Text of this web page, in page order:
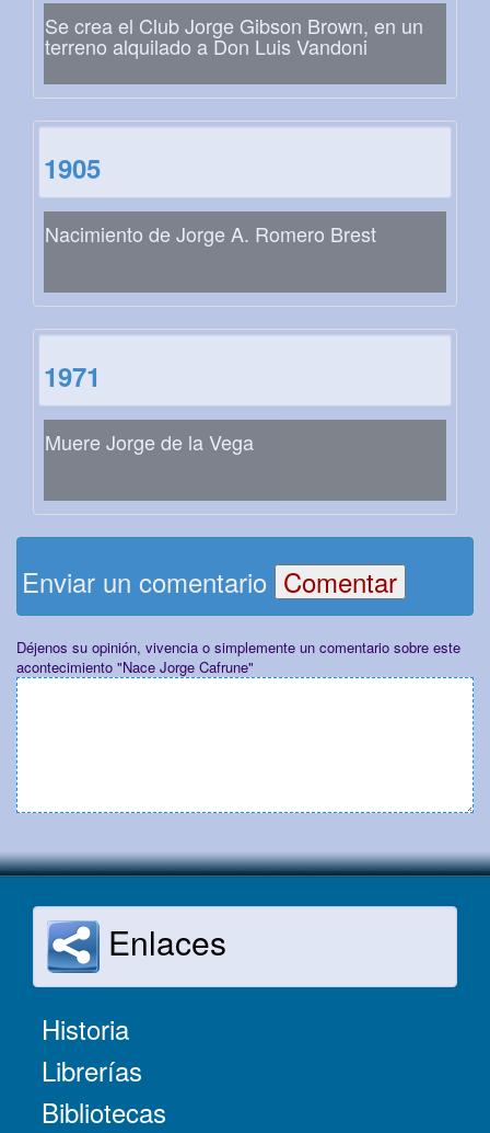
Se crea el Club Jorge Gibson Brown, en un
terreno alquilado a Don Luis Vandoni
1905
Nacimiento de Jorge A. Romero Brest
1971
Muere Jorge de la Vega
Enviar un comentario
Déjenos su opinión, vivencia o simplemente un comentario sobre este
acontecimiento "Nace Jorge Cafrune"
Enlaces
Historia
Librerías
Bibliotecas